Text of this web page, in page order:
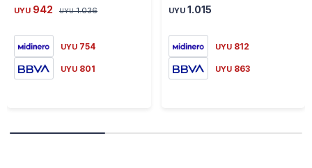
UYU 942 UYU 1.036
UYU 754
UYU 801
UYU 1.015
UYU 812
UYU 863